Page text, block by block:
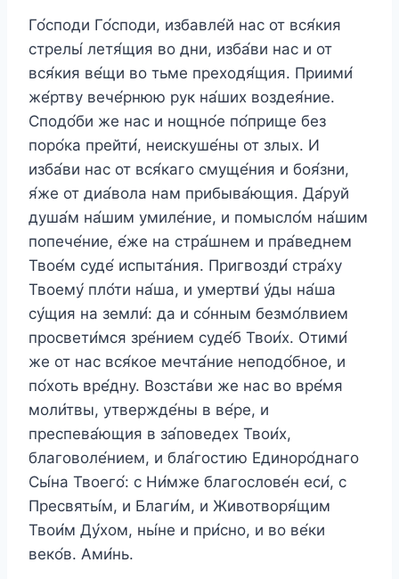
Го́споди Го́споди, избавле́й нас от вся́кия
стрелы́ летя́щия во дни, изба́ви нас и от
вся́кия ве́щи во тьме преходя́щия. Приими́
же́ртву вече́рнюю рук на́ших воздея́ние.
Сподо́би же нас и нощно́е по́прище без
поро́ка прейти́, неискуше́ны от злых. И
изба́ви нас от вся́каго смуще́ния и боя́зни,
я́же от диа́вола нам прибыва́ющия. Да́руй
душа́м на́шим умиле́ние, и помысло́м на́шим
попече́ние, е́же на стра́шнем и пра́веднем
Твое́м суде́ испыта́ния. Пригвозди́ стра́ху
Твоему́ пло́ти на́ша, и умертви́ у́ды на́ша
су́щия на земли́: да и со́нным безмо́лвием
просвети́мся зре́нием суде́б Твои́х. Отими́
же от нас вся́кое мечта́ние неподо́бное, и
по́хоть вре́дну. Возста́ви же нас во вре́мя
моли́твы, утвержде́ны в ве́ре, и
преспева́ющия в за́поведех Твои́х,
благоволе́нием, и бла́гостию Единоро́днаго
Сы́на Твоего́: с Ни́мже благослове́н еси́, с
Пресвяты́м, и Благи́м, и Животворя́щим
Твои́м Ду́хом, ны́не и при́сно, и во ве́ки
веко́в. Ами́нь.